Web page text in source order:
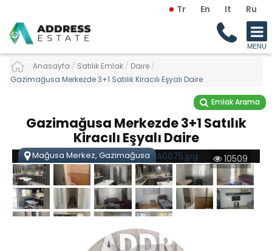
Tr En It Ru
Anasayfa / Satılık Emlak / Daire /
Gazimağusa Merkezde 3+1 Satılık Kiracılı Eşyalı Daire
Emlak Arama
Gazimağusa Merkezde 3+1 Satılık
Kiracılı Eşyalı Daire
10509
Mağusa Merkez, Gazimağusa